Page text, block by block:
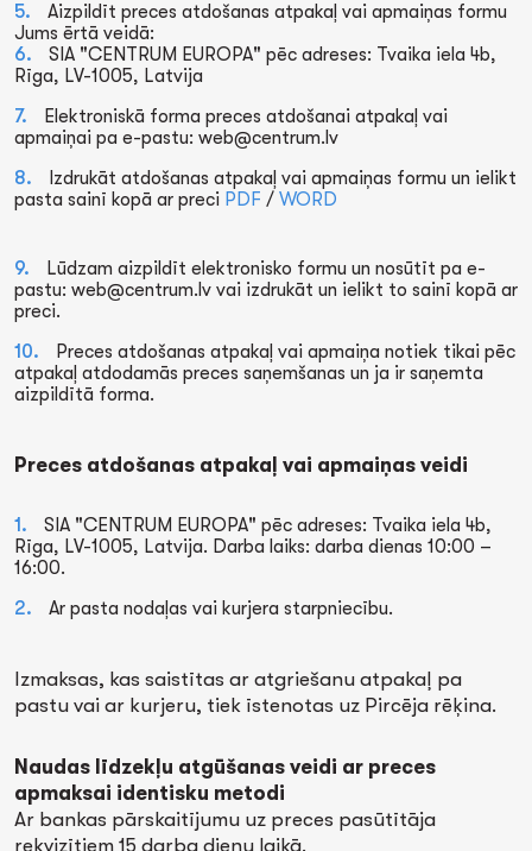
Aizpildīt preces atdošanas atpakaļ vai apmaiņas formu
Jums ērtā veidā:
SIA "CENTRUM EUROPA" pēc adreses: Tvaika iela 4b,
Rīga, LV-1005, Latvija
Elektroniskā forma preces atdošanai atpakaļ vai
apmaiņai pa e-pastu: web@centrum.lv
Izdrukāt atdošanas atpakaļ vai apmaiņas formu un ielikt
pasta sainī kopā ar preci PDF / WORD
Lūdzam aizpildīt elektronisko formu un nosūtīt pa e-
pastu: web@centrum.lv vai izdrukāt un ielikt to sainī kopā ar
preci.
Preces atdošanas atpakaļ vai apmaiņa notiek tikai pēc
atpakaļ atdodamās preces saņemšanas un ja ir saņemta
aizpildītā forma.
Preces atdošanas atpakaļ vai apmaiņas veidi
SIA "CENTRUM EUROPA" pēc adreses: Tvaika iela 4b,
Rīga, LV-1005, Latvija. Darba laiks: darba dienas 10:00 –
16:00.
Ar pasta nodaļas vai kurjera starpniecību.
Izmaksas, kas saistītas ar atgriešanu atpakaļ pa
pastu vai ar kurjeru, tiek īstenotas uz Pircēja rēķina.
Naudas līdzekļu atgūšanas veidi ar preces
apmaksai identisku metodi
Ar bankas pārskaitījumu uz preces pasūtītāja
rekvizītiem 15 darba dienu laikā.